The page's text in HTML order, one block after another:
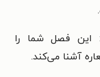
این فصل شما را
آشنا می‌کند.